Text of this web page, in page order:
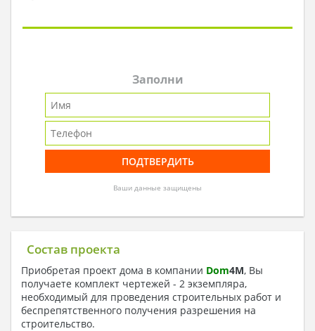
Заполни
Ваши данные защищены
Состав проекта
Приобретая проект дома в компании Dom4M, Вы
получаете комплект чертежей - 2 экземпляра,
необходимый для проведения строительных работ и
беспрепятственного получения разрешения на
строительство.